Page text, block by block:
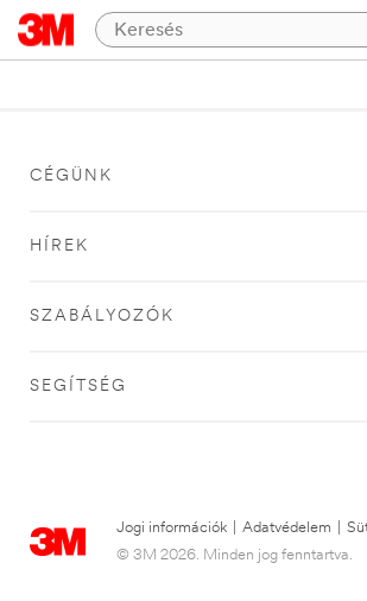
CÉGÜNK
HÍREK
SZABÁLYOZÓK
SEGÍTSÉG
Jogi információk Adatvédelem
© 3M 2026. Minden jog fenntartva.